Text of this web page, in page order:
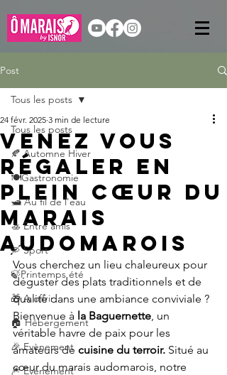
Post
Tous les posts
🍂 Automne Hiver
🍽️Gastronomie
🛥️ Au fil de l'eau
🚣 Entre amis
🛶 Sport
🍃Printemps été
🎁 A offrir
🏠 Hébergement
🎉 Evènement
🎆 Evénement
Tous les posts
Venez vous
régaler en
plein cœur du
marais
audomarois
24 févr. 2025 3 min de lecture
Vous cherchez un lieu chaleureux pour
déguster des plats traditionnels et de
qualité dans une ambiance conviviale ?
Bienvenue à la Baguernette, un
véritable havre de paix pour les
amateurs de cuisine du terroir. Situé au
cœur du marais audomarois, notre